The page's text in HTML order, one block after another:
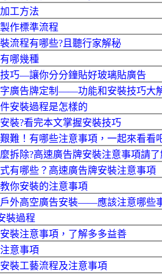
工方法
作標準流程
流程有哪些?且聽行家解秘
哪幾種
巧—讓你分分鐘貼好玻璃貼廣告
廣告牌定制——功能和安裝技巧大
安裝過程是怎樣的
裝?看完本文掌握安裝技巧
難！有哪些注意事項，一起來看看
拆除?高速廣告牌安裝注意事項請了
有哪些？高速廣告牌安裝注意事項
你安裝的注意事項
外高空廣告安裝——應該注意哪些
裝過程
裝注意事項，了解多多益善
意事項
裝工藝流程及注意事項